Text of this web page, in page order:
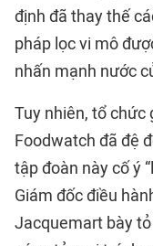
định đã thay thế
pháp lọc vi mô
nhấn mạnh nước
Tuy nhiên, tổ
Foodwatch đã đệ
tập đoàn này cố ý
Giám đốc điều
Jacquemart bày